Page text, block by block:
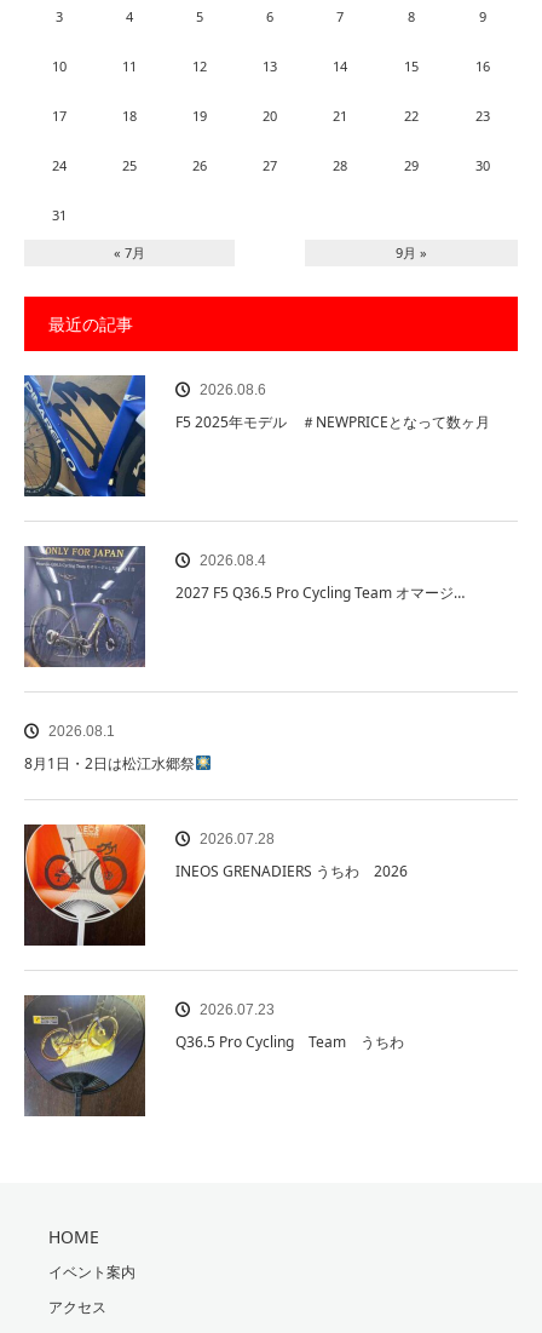
3 4 5 6 7 8 9
10 11 12 13 14 15 16
17 18 19 20 21 22 23
24 25 26 27 28 29 30
31
« 7月 9月 »
最近の記事
2026.08.6
F5 2025年モデル ＃NEWPRICEとなって数ヶ月
2026.08.4
2027 F5 Q36.5 Pro Cycling Team オマージ…
2026.08.1
8月1日・2日は松江水郷祭
2026.07.28
INEOS GRENADIERS うちわ 2026
2026.07.23
Q36.5 Pro Cycling Team うちわ
HOME
イベント案内
アクセス